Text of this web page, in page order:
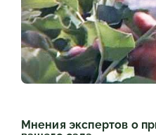
Мнения экспертов о